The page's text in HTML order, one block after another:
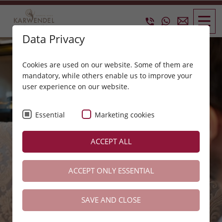
Data Privacy
Cookies are used on our website. Some of them are
mandatory, while others enable us to improve your
user experience on our website.
Essential Marketing cookies
ACCEPT ALL
ACCEPT ONLY ESSENTIAL
SAVE AND CLOSE